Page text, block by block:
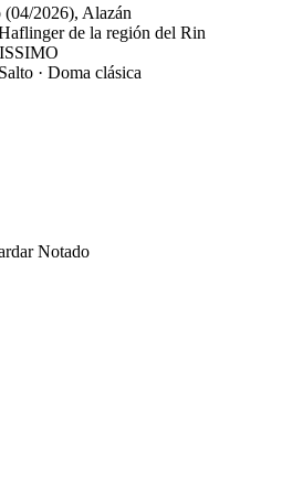
(04/2026), Alazán
de la región del Rin
· Doma clásica
Notado